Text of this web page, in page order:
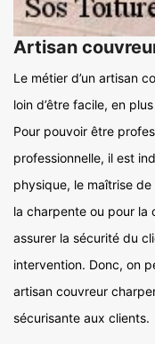
Artisan
Le métier d’un artisan
loin d’être facile, en
Pour pouvoir être
professionnelle, il est
physique, le maîtrise
la charpente ou pour la
assurer la sécurité du
intervention. Donc, on
artisan couvreur
sécurisante aux clients.